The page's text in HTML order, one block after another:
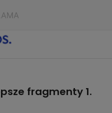
fragmenty 1.